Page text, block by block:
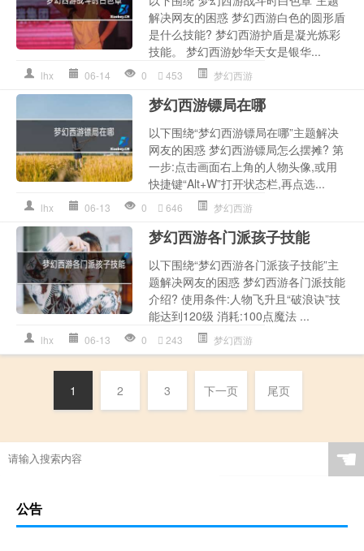
解决网友的困惑 梦幻西游白色的圆形盾
是什么技能? 梦幻西游护盾是凝光炼彩
技能。 梦幻西游妙华天女是银华...
lhx 06-14 0 453 梦幻西游
梦幻西游镖局在哪
以下围绕“梦幻西游镖局在哪”主题解决
网友的困惑 梦幻西游镖局怎么摆摊? 第
一步:点击画面右上角的人物头像,或用
快捷键“Alt+W”打开状态栏,再点选...
lhx 06-13 0 646 梦幻西游
梦幻西游各门派孩子技能
以下围绕“梦幻西游各门派孩子技能”主
题解决网友的困惑 梦幻西游各门派技能
介绍? 使用条件:人物飞升且“破浪诀”技
能达到120级 消耗:100点魔法 ...
lhx 06-13 0 243 梦幻西游
1 2 3 下一页 尾页
☚
公告